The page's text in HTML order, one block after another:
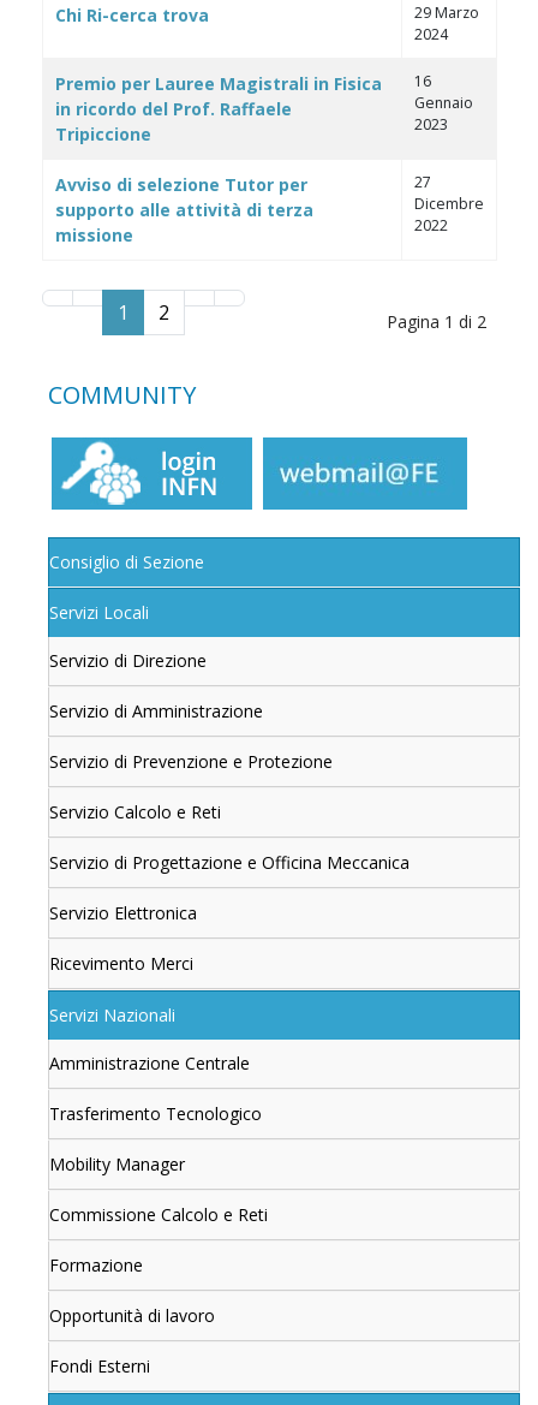
Chi Ri-cerca trova
29 Marzo
2024
Premio per Lauree Magistrali in Fisica
in ricordo del Prof. Raffaele
Tripiccione
16
Gennaio
2023
Avviso di selezione Tutor per
supporto alle attività di terza
missione
27
Dicembre
2022
Pagina 1 di 2
1 2
COMMUNITY
Consiglio di Sezione
Servizi Locali
Servizio di Direzione
Servizio di Amministrazione
Servizio di Prevenzione e Protezione
Servizio Calcolo e Reti
Servizio di Progettazione e Officina Meccanica
Servizio Elettronica
Ricevimento Merci
Servizi Nazionali
Amministrazione Centrale
Trasferimento Tecnologico
Mobility Manager
Commissione Calcolo e Reti
Formazione
Opportunità di lavoro
Fondi Esterni